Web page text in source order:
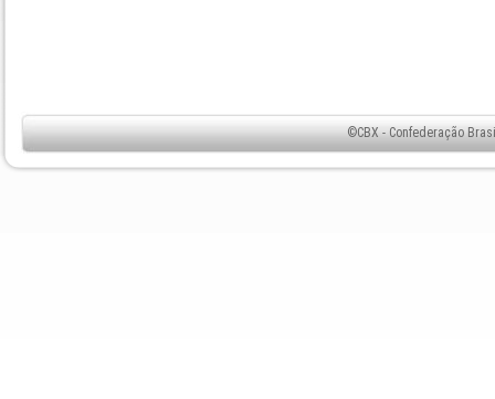
©CBX - Confederação